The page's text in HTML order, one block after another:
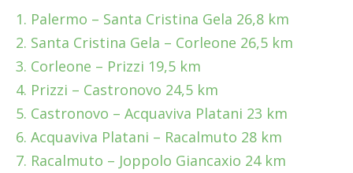
1. Palermo – Santa Cristina Gela 26,8 km
2. Santa Cristina Gela – Corleone 26,5 km
3. Corleone – Prizzi 19,5 km
4. Prizzi – Castronovo 24,5 km
5. Castronovo – Acquaviva Platani 23 km
6. Acquaviva Platani – Racalmuto 28 km
7. Racalmuto – Joppolo Giancaxio 24 km